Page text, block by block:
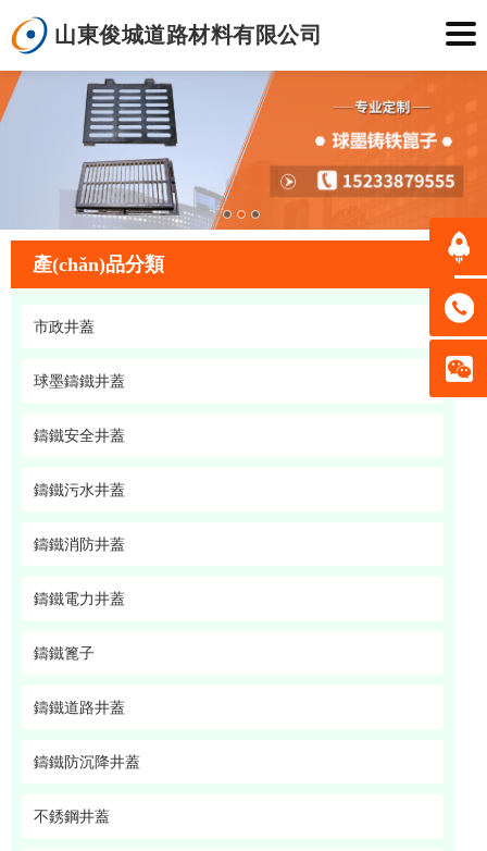
山東俊城道路材料有限公司
產(chǎn)品分類
市政井蓋
球墨鑄鐵井蓋
鑄鐵安全井蓋
鑄鐵污水井蓋
鑄鐵消防井蓋
鑄鐵電力井蓋
鑄鐵篦子
鑄鐵道路井蓋
鑄鐵防沉降井蓋
不銹鋼井蓋